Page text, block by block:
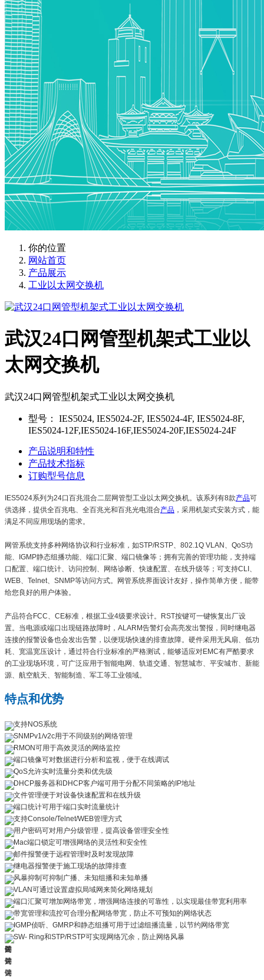
你的位置
网站首页
产品展示
工业以太网交换机
武汉24口网管型机架式工业以
太网交换机
武汉24口网管型机架式工业以太网交换机
型号：
IES5024, IES5024-2F, IES5024-4F, IES5024-8F,
IES5024-12F,IES5024-16F,IES5024-20F,IES5024-24F
产品说明和特性
产品技术指标
订购型号信息
IES5024系列为24口百兆混合二层网管型工业以太网交换机。该系列有8款产品可
供选择，提供全百兆电、全百兆光和百兆光电混合产品 ，采用机架式安装方式，能
满足不同应用现场的需求。
网管系统支持多种网络协议和行业标准，如STP/RSTP、802.1Q VLAN、QoS功
能、IGMP静态组播功能、端口汇聚、端口镜像等；拥有完善的管理功能，支持端
口配置、端口统计、访问控制、网络诊断、快速配置、在线升级等；可支持CLI、
WEB、Telnet、SNMP等访问方式。网管系统界面设计友好，操作简单方便，能带
给您良好的用户体验。
产品符合FCC、CE标准，根据工业4级要求设计。RST按键可一键恢复出厂设
置。当电源或端口出现链路故障时，ALARM告警灯会高亮发出警报，同时继电器
连接的报警设备也会发出告警，以便现场快速的排查故障。硬件采用无风扇、低功
耗、宽温宽压设计，通过符合行业标准的严格测试，能够适应对EMC有严酷要求
的工业现场环境，可广泛应用于智能电网、轨道交通、智慧城市、平安城市、新能
源、航空航天、智能制造、军工等工业领域。
特点和优势
支持NOS系统
SNMPv1/v2c用于不同级别的网络管理
RMON可用于高效灵活的网络监控
端口镜像可对数据进行分析和监视，便于在线调试
QoS允许实时流量分类和优先级
DHCP服务器和DHCP客户端可用于分配不同策略的IP地址
文件管理便于对设备快速配置和在线升级
端口统计可用于端口实时流量统计
支持Console/Telnet/WEB管理方式
用户密码可对用户分级管理，提高设备管理安全性
Mac端口锁定可增强网络的灵活性和安全性
邮件报警便于远程管理时及时发现故障
继电器报警便于施工现场的故障排查
风暴抑制可抑制广播、未知组播和未知单播
VLAN可通过设置虚拟局域网来简化网络规划
端口汇聚可增加网络带宽，增强网络连接的可靠性，以实现最佳带宽利用率
带宽管理和流控可合理分配网络带宽，防止不可预知的网络状态
IGMP侦听、GMRP和静态组播可用于过滤组播流量，以节约网络带宽
SW- Ring和STP/RSTP可实现网络冗余，防止网络风暴